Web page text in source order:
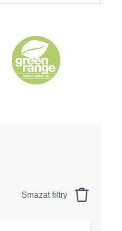
Smazat filtry